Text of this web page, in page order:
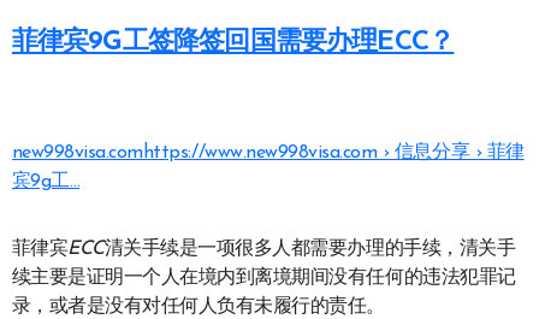
菲律宾9G工签降签回国需要办理ECC？
new998visa.comhttps://www.new998visa.com › 信息分享 › 菲律
宾9g工…
菲律宾ECC清关手续是一项很多人都需要办理的手续，清关手
续主要是证明一个人在境内到离境期间没有任何的违法犯罪记
录，或者是没有对任何人负有未履行的责任。